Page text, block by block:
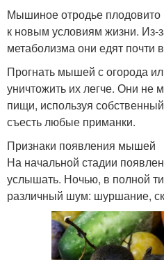
Мышиное отродье плодовито
к новым условиям жизни. Из-
метаболизма они едят почти
Прогнать мышей с огорода
уничтожить их легче. Они не
пищи, используя
съесть любые приманки.
Признаки появления мышей
На начальной стадии
услышать. Ночью, в полной
различный шум: шуршание,